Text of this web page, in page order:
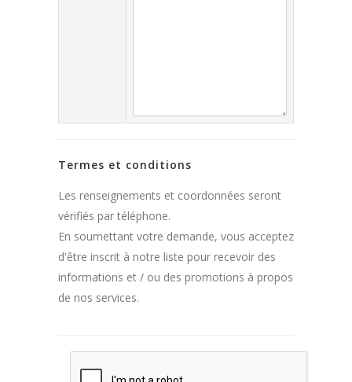
Termes et conditions
Les renseignements et coordonnées seront
vérifiés par téléphone.
En soumettant votre demande, vous acceptez
d'être inscrit à notre liste pour recevoir des
informations et / ou des promotions à propos
de nos services.